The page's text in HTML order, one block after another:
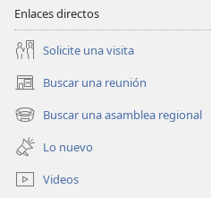
Enlaces directos
Solicite una visita
Buscar una reunión
(abre
una
nueva
ventana)
Buscar una asamblea regional
(abre
una
nueva
ventana)
Lo nuevo
Videos